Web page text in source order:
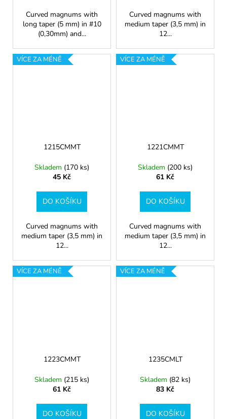
Curved magnums with
long taper (5 mm) in #10
(0,30mm) and...
Curved magnums with
medium taper (3,5 mm) in
12...
VÍCE ZA MÉNĚ
1215CMMT
Skladem (170 ks)
45 Kč
DO KOŠÍKU
Curved magnums with
medium taper (3,5 mm) in
12...
VÍCE ZA MÉNĚ
1221CMMT
Skladem (200 ks)
61 Kč
DO KOŠÍKU
Curved magnums with
medium taper (3,5 mm) in
12...
VÍCE ZA MÉNĚ
1223CMMT
Skladem (215 ks)
61 Kč
DO KOŠÍKU
VÍCE ZA MÉNĚ
1235CMLT
Skladem (82 ks)
83 Kč
DO KOŠÍKU